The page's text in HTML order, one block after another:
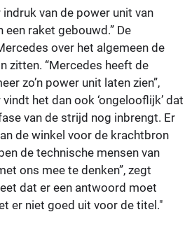
van de power unit van
een raket gebouwd.” De
over het algemeen de
zitten. “Mercedes heeft de
zo’n power unit laten zien”,
het dan ook ‘ongelooflijk’ dat
van de strijd nog inbrengt. Er
de winkel voor de krachtbron
de technische mensen van
ons mee te denken”, zegt
dat er een antwoord moet
er niet goed uit voor de titel."